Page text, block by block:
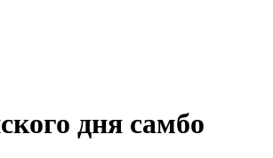
дня самбо